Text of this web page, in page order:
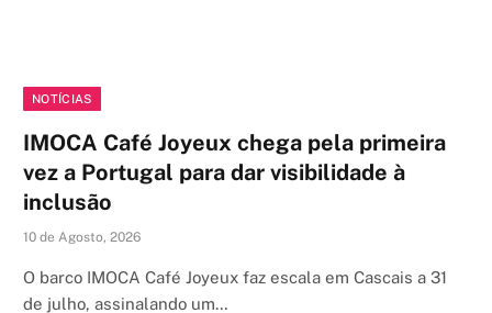
NOTÍCIAS
IMOCA Café Joyeux chega pela primeira
vez a Portugal para dar visibilidade à
inclusão
10 de Agosto, 2026
O barco IMOCA Café Joyeux faz escala em Cascais a 31
de julho, assinalando um…